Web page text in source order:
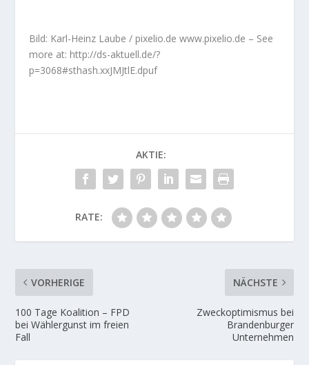
Bild: Karl-Heinz Laube / pixelio.de www.pixelio.de – See
more at: http://ds-aktuell.de/?
p=3068#sthash.xxJMJtlE.dpuf
AKTIE:
RATE:
VORHERIGE
100 Tage Koalition – FPD
bei Wählergunst im freien
Fall
NÄCHSTE
Zweckoptimismus bei
Brandenburger
Unternehmen